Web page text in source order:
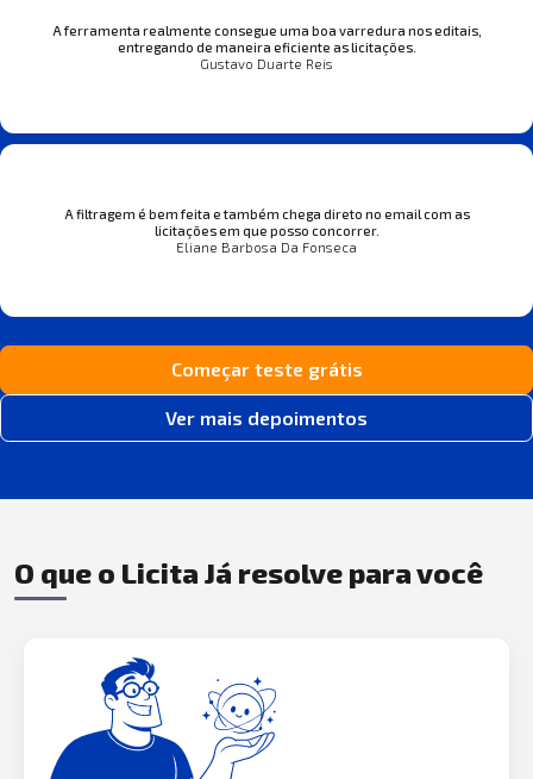
A ferramenta realmente consegue uma boa varredura nos editais,
entregando de maneira eficiente as licitações.
Gustavo Duarte Reis
A filtragem é bem feita e também chega direto no email com as
licitações em que posso concorrer.
Eliane Barbosa Da Fonseca
Começar teste grátis
Ver mais depoimentos
O que o Licita Já resolve para você